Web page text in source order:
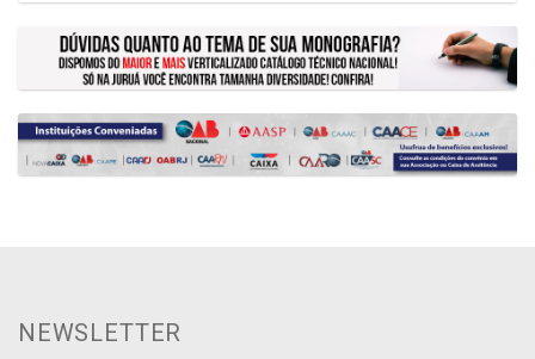
NEWSLETTER